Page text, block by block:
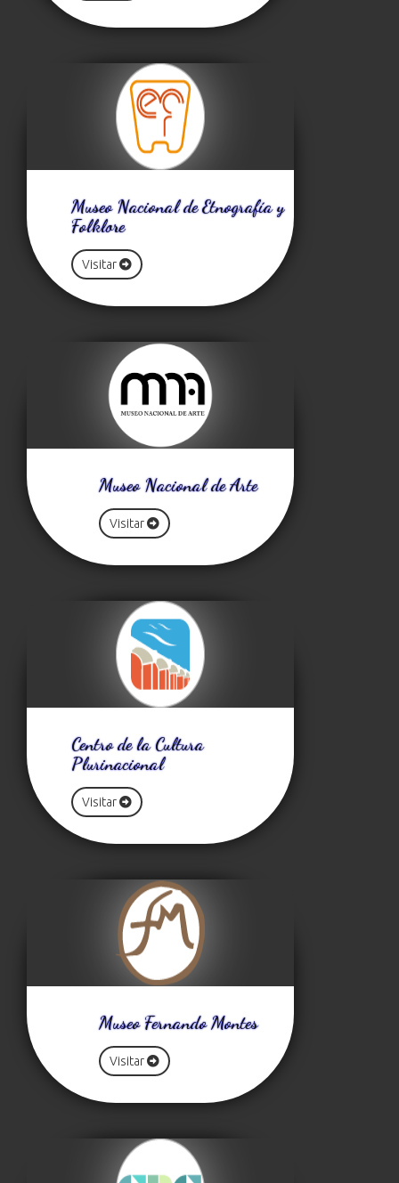
Museo Nacional de Etnografía y
Folklore
Visitar
Museo Nacional de Arte
Visitar
Centro de la Cultura
Plurinacional
Visitar
Museo Fernando Montes
Visitar